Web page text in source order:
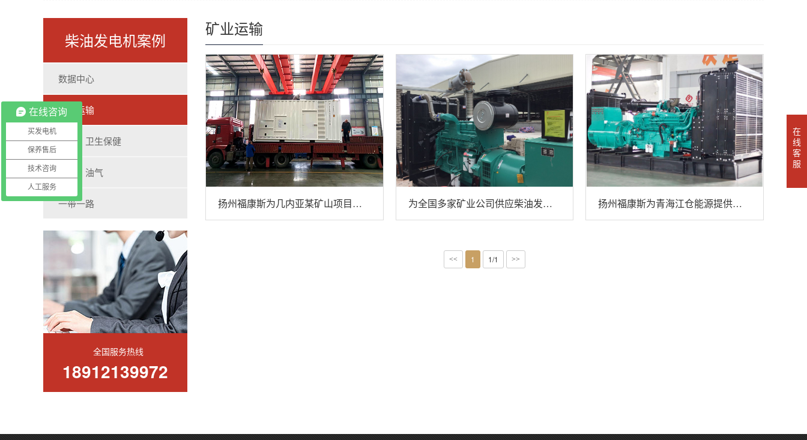
柴油发电机案例
数据中心
矿业运输
工商、卫生保健
海洋、油气
一带一路
全国服务热线
18912139972
矿业运输
扬州福康斯为几内亚某矿山项目提供机组 为全国多家矿业公司供应柴油发电机组 扬州福康斯为青海江仓能源提供康明斯发电机案例
<< 1 1/1 >>
在
线
客
服
在线咨询
买发电机
保养售后
技术咨询
人工服务